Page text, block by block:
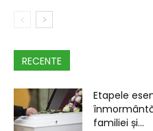
RECENTE
Etapele
familiei și...